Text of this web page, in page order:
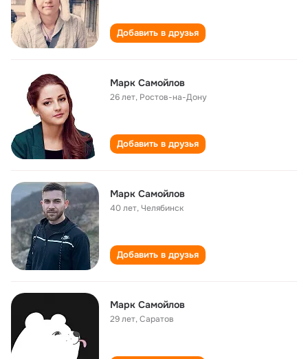
Добавить в друзья
Марк Самойлов
26 лет, Ростов-на-Дону
Добавить в друзья
Марк Самойлов
40 лет,Челябинск
Добавить в друзья
Марк Самойлов
29 лет,Саратов